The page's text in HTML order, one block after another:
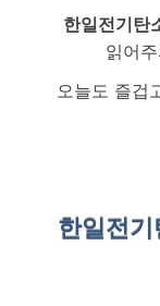
한일전기탄
읽어
오늘도 즐겁
한일전